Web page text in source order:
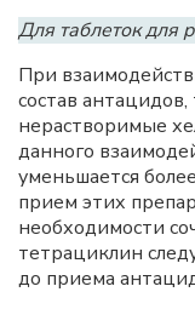
Для таблеток для
При
состав
нерастворимые
данного
уменьшается
прием этих
необходимости
тетрациклин
до приема